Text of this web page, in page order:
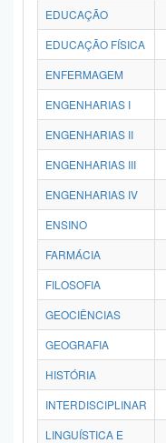
EDUCAÇÃO
EDUCAÇÃO FÍSICA
ENFERMAGEM
ENGENHARIAS I
ENGENHARIAS II
ENGENHARIAS III
ENGENHARIAS IV
ENSINO
FARMÁCIA
FILOSOFIA
GEOCIÊNCIAS
GEOGRAFIA
HISTÓRIA
INTERDISCIPLINAR
LINGUÍSTICA E